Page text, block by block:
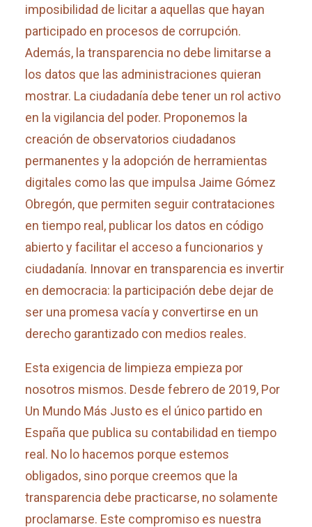
imposibilidad de licitar a aquellas que hayan
participado en procesos de corrupción.
Además, la transparencia no debe limitarse a
los datos que las administraciones quieran
mostrar. La ciudadanía debe tener un rol activo
en la vigilancia del poder. Proponemos la
creación de observatorios ciudadanos
permanentes y la adopción de herramientas
digitales como las que impulsa Jaime Gómez
Obregón, que permiten seguir contrataciones
en tiempo real, publicar los datos en código
abierto y facilitar el acceso a funcionarios y
ciudadanía. Innovar en transparencia es invertir
en democracia: la participación debe dejar de
ser una promesa vacía y convertirse en un
derecho garantizado con medios reales.
Esta exigencia de limpieza empieza por
nosotros mismos. Desde febrero de 2019, Por
Un Mundo Más Justo es el único partido en
España que publica su contabilidad en tiempo
real. No lo hacemos porque estemos
obligados, sino porque creemos que la
transparencia debe practicarse, no solamente
proclamarse. Este compromiso es nuestra